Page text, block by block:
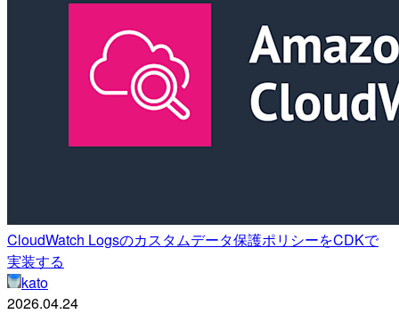
CloudWatch Logsのカスタムデータ保護ポリシーをCDKで
実装する
kato
2026.04.24